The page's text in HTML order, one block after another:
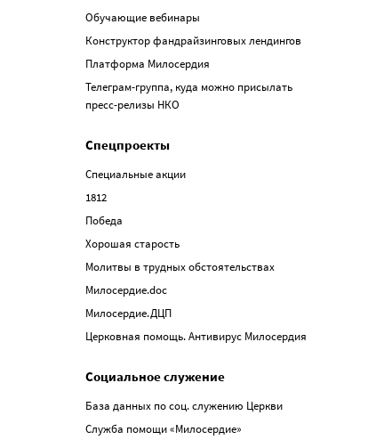
Обучающие вебинары
Конструктор фандрайзинговых лендингов
Платформа Милосердия
Телеграм-группа, куда можно присылать
пресс-релизы НКО
Спецпроекты
Специальные акции
1812
Победа
Хорошая старость
Молитвы в трудных обстоятельствах
Милосердие.doc
Милосердие.ДЦП
Церковная помощь. Антивирус Милосердия
Социальное служение
База данных по соц. служению Церкви
Служба помощи «Милосердие»